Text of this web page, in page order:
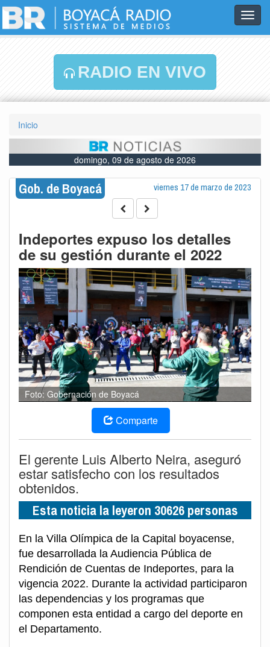
RADIO EN VIVO
Inicio
domingo, 09 de agosto de 2026
Gob. de Boyacá viernes 17 de marzo de 2023
Indeportes expuso los detalles
de su gestión durante el 2022
Foto: Gobernación de Boyacá
Comparte
El gerente Luis Alberto Neira, aseguró
estar satisfecho con los resultados
obtenidos.
Esta noticia la leyeron 30626 personas
En la Villa Olímpica de la Capital boyacense,
fue desarrollada la Audiencia Pública de
Rendición de Cuentas de Indeportes, para la
vigencia 2022. Durante la actividad participaron
las dependencias y los programas que
componen esta entidad a cargo del deporte en
el Departamento.